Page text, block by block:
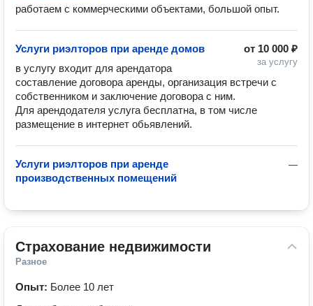
работаем с коммерческими объектами, большой опыт.
от 10 000 ₽
за услугу
Услуги риэлторов при аренде домов
в услугу входит для арендатора
составление договора аренды, организация встречи с
собственником и заключение договора с ним.
Для арендодателя услуга бесплатна, в том числе
размещение в интернет обьявлений.
—
Услуги риэлторов при аренде
производственных помещений
Страхование недвижимости
Разное
Опыт: Более 10 лет